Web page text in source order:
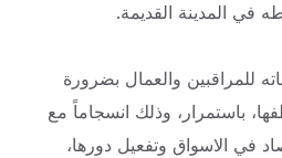
في المدينة القديمة.
للمراقبين والعمال بضرورة
باستمرار، وذلك انسجاماً مع
في الاسواق وتفعيل دورها،